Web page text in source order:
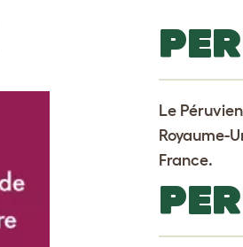
Le
Royaume-
France.